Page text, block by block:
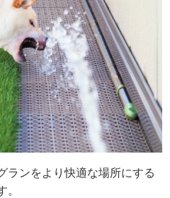
ランをより快適な場所にする
。